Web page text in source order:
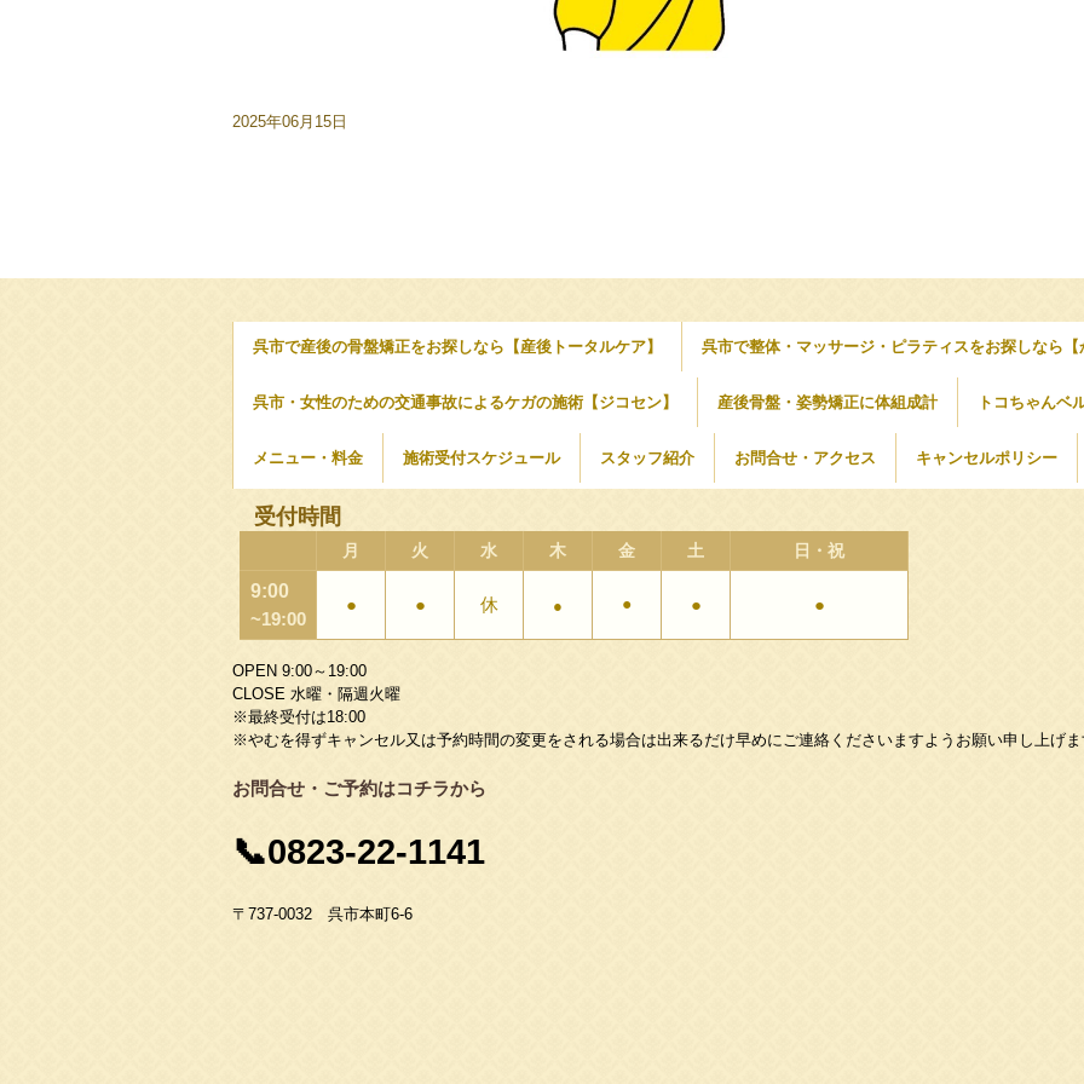
2025年06月15日
呉市で産後の骨盤矯正をお探しなら【産後トータルケア】 呉市で整体・マッサージ・ピラティスをお探しなら【
呉市・女性のための交通事故によるケガの施術【ジコセン】 産後骨盤・姿勢矯正に体組成計 トコちゃん
メニュー・料金 施術受付スケジュール スタッフ紹介 お問合せ・アクセス キャンセルポリシー
受付時間
月 火 水 木 金 土 日・祝
9:00
~19:00
● ● 休 ● ● ● ●
OPEN 9:00～19:00
CLOSE 水曜・隔週火曜
※最終受付は18:00
※やむを得ずキャンセル又は予約時間の変更をされる場合は出来るだけ早めにご連絡くださいますようお願い申し上げ
お問合せ・ご予約はコチラから
📞0823-22-1141
〒737-0032 呉市本町6-6